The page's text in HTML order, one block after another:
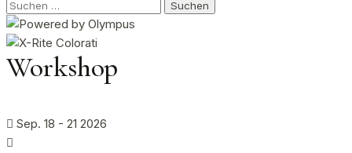
Suchen
nach:
Workshop
Sep. 18 - 21 2026